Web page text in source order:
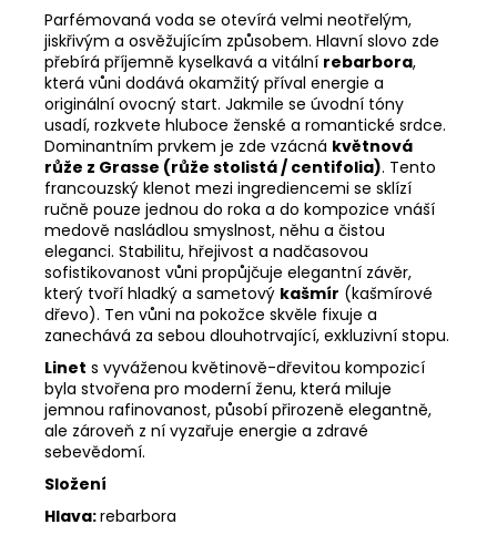
Parfémovaná voda se otevírá velmi neotřelým,
jiskřivým a osvěžujícím způsobem. Hlavní slovo zde
přebírá příjemně kyselkavá a vitální rebarbora,
která vůni dodává okamžitý příval energie a
originální ovocný start. Jakmile se úvodní tóny
usadí, rozkvete hluboce ženské a romantické srdce.
Dominantním prvkem je zde vzácná květnová
růže z Grasse (růže stolistá / centifolia). Tento
francouzský klenot mezi ingrediencemi se sklízí
ručně pouze jednou do roka a do kompozice vnáší
medově nasládlou smyslnost, něhu a čistou
eleganci. Stabilitu, hřejivost a nadčasovou
sofistikovanost vůni propůjčuje elegantní závěr,
který tvoří hladký a sametový kašmír (kašmírové
dřevo). Ten vůni na pokožce skvěle fixuje a
zanechává za sebou dlouhotrvající, exkluzivní stopu.
Linet s vyváženou květinově-dřevitou kompozicí
byla stvořena pro moderní ženu, která miluje
jemnou rafinovanost, působí přirozeně elegantně,
ale zároveň z ní vyzařuje energie a zdravé
sebevědomí.
Složení
Hlava:rebarbora